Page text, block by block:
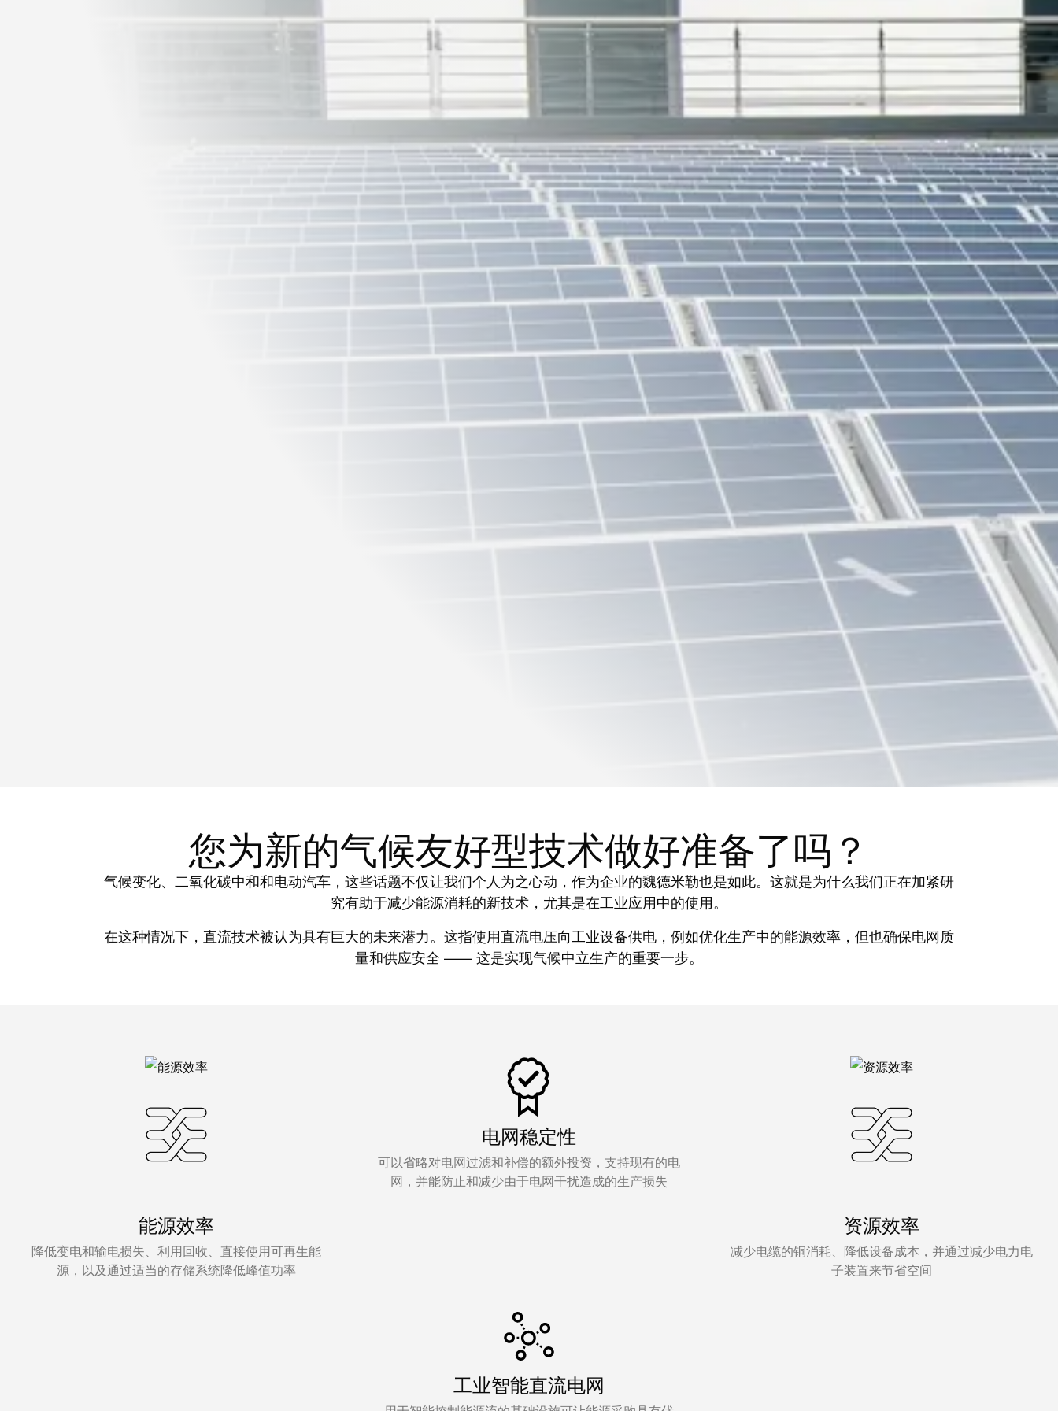
您为新的气候友好型技术做好准备了吗？
气候变化、二氧化碳中和和电动汽车，这些话题不仅让我们个人为之心动，作为企业的魏德米勒也是如此。这就是为什么我们正在加紧研
究有助于减少能源消耗的新技术，尤其是在工业应用中的使用。
在这种情况下，直流技术被认为具有巨大的未来潜力。这指使用直流电压向工业设备供电，例如优化生产中的能源效率，但也确保电网质
量和供应安全 —— 这是实现气候中立生产的重要一步。
能源效率
降低变电和输电损失、利用回收、直接使用可再生能
源，以及通过适当的存储系统降低峰值功率
电网稳定性
可以省略对电网过滤和补偿的额外投资，支持现有的电
网，并能防止和减少由于电网干扰造成的生产损失
资源效率
减少电缆的铜消耗、降低设备成本，并通过减少电力电
子装置来节省空间
工业智能直流电网